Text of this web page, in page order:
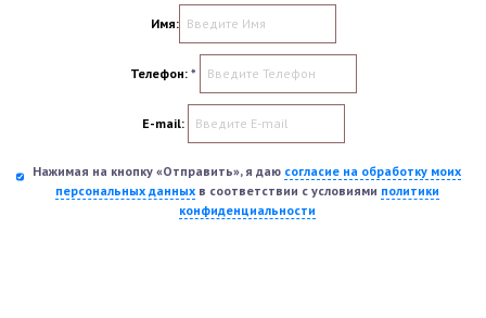
Имя:
Телефон: *
E-mail:
Нажимая на кнопку «Отправить», я даю согласие на обработку моих
персональных данныхв соответствии с условиями политики
конфиденциальности